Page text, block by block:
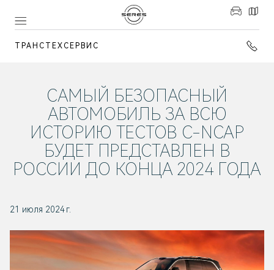
ТРАНСТЕХСЕРВИС
САМЫЙ БЕЗОПАСНЫЙ
АВТОМОБИЛЬ ЗА ВСЮ
ИСТОРИЮ ТЕСТОВ C-NCAP
БУДЕТ ПРЕДСТАВЛЕН В
РОССИИ ДО КОНЦА 2024 ГОДА
21 июля 2024 г.